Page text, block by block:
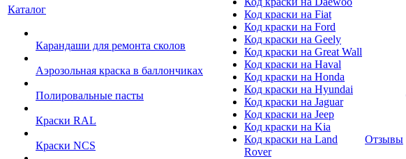
Каталог
Карандаши для ремонта сколов
Аэрозольная краска в баллончиках
Полировальные пасты
Краски RAL
Краски NCS
Код краски на Fiat
Код краски на Ford
Код краски на Geely
Код краски на Great Wall
Код краски на Haval
Код краски на Honda
Код краски на Hyundai
Код краски на Jaguar
Код краски на Jeep
Код краски на Kia
Код краски на Land
Rover
Отзывы